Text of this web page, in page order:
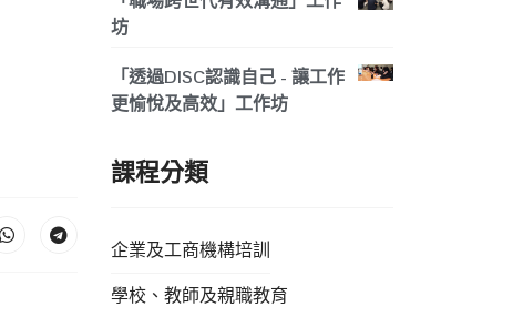
坊
「透過DISC認識自己 - 讓工作
更愉悅及高效」工作坊
課程分類
企業及工商機構培訓
學校、教師及親職教育